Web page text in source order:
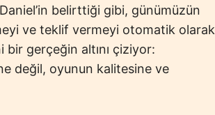
belirttiği gibi, günümüzün
ve teklif vermeyi otomatik olarak
bir gerçeğin altını çiziyor:
değil, oyunun kalitesine ve